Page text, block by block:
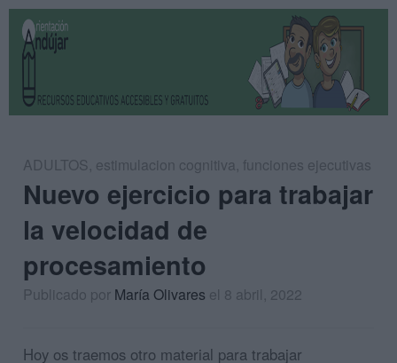
ADULTOS, estimulacion cognitiva, funciones ejecutivas
Nuevo ejercicio para trabajar
la velocidad de
procesamiento
Publicado por María Olivares el 8 abril, 2022
Hoy os traemos otro material para trabajar